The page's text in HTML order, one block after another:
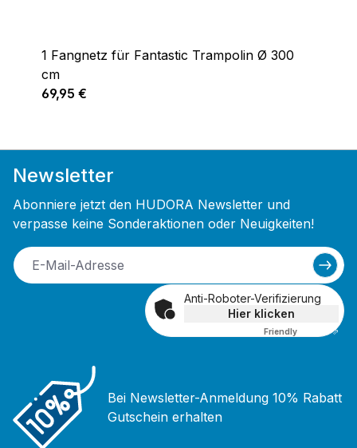
1 Fangnetz für Fantastic Trampolin Ø 300
cm
Regulärer Preis:
69,95 €
Newsletter
Abonniere jetzt den HUDORA Newsletter und
verpasse keine Sonderaktionen oder Neuigkeiten!
Anti-Roboter-Verifizierung
Hier klicken
Friendly Captcha ⇗
Bei Newsletter-Anmeldung 10% Rabatt
Gutschein erhalten